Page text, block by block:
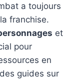
a toujours
franchise.
et
pour
en
guides sur